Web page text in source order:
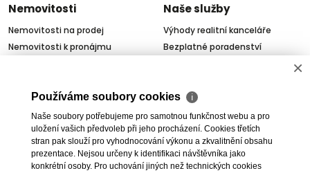
Nemovitosti
Nemovitosti na prodej
Nemovitosti k pronájmu
Skladové prostory
Kanceláře
Obchody
Naše služby
Výhody realitní kanceláře
Bezplatné poradenství
Geodetické práce
Úschovy kupních cen
Právní servis
Služby developerům
Pojištění
×
Používáme soubory cookies ℹ
Naše soubory potřebujeme pro samotnou funkčnost webu a pro
uložení vašich předvoleb při jeho procházení. Cookies třetích
stran pak slouží pro vyhodnocování výkonu a zkvalitnění obsahu
prezentace. Nejsou určeny k identifikaci návštěvníka jako
konkrétní osoby. Pro uchování jiných než technických cookies